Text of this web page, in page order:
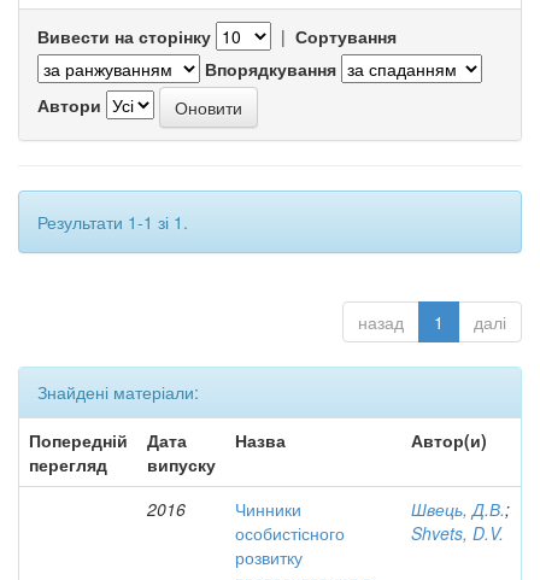
Вивести на сторінку | Сортування
Впорядкування
Автори
Результати 1-1 зі 1.
назад 1 далі
Знайдені матеріали:
Попередній
перегляд
Дата
випуску
Назва Автор(и)
2016
Чинники
особистісного
розвитку
Швець, Д.В.;
Shvets, D.V.